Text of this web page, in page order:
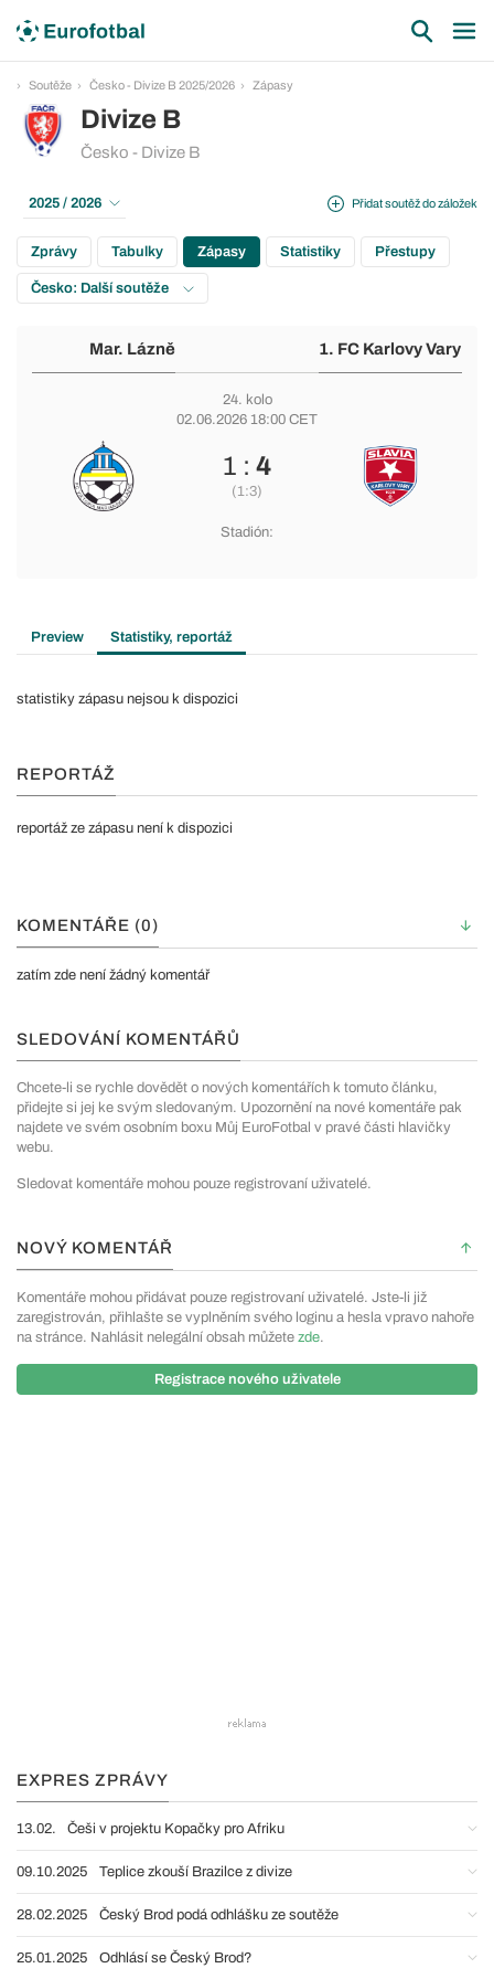
Soutěže Česko - Divize B 2025/2026 Zápasy
Divize B
Česko - Divize B
Přidat soutěž do záložek
2025 / 2026
Zprávy Tabulky Zápasy Statistiky Přestupy
Česko: Další soutěže
Mar. Lázně 1. FC Karlovy Vary
24. kolo
02.06.2026 18:00 CET
1 : 4
(1:3)
Stadión:
Preview Statistiky, reportáž
statistiky zápasu nejsou k dispozici
REPORTÁŽ
reportáž ze zápasu není k dispozici
KOMENTÁŘE (0)
zatím zde není žádný komentář
SLEDOVÁNÍ KOMENTÁŘŮ
Chcete-li se rychle dovědět o nových komentářích k tomuto článku,
přidejte si jej ke svým sledovaným. Upozornění na nové komentáře pak
najdete ve svém osobním boxu Můj EuroFotbal v pravé části hlavičky
webu.
Sledovat komentáře mohou pouze registrovaní uživatelé.
NOVÝ KOMENTÁŘ
Komentáře mohou přidávat pouze registrovaní uživatelé. Jste-li již
zaregistrován, přihlašte se vyplněním svého loginu a hesla vpravo nahoře
na stránce. Nahlásit nelegální obsah můžete zde.
Registrace nového uživatele
EXPRES ZPRÁVY
13.02. Češi v projektu Kopačky pro Afriku
09.10.2025 Teplice zkouší Brazilce z divize
28.02.2025 Český Brod podá odhlášku ze soutěže
25.01.2025 Odhlásí se Český Brod?